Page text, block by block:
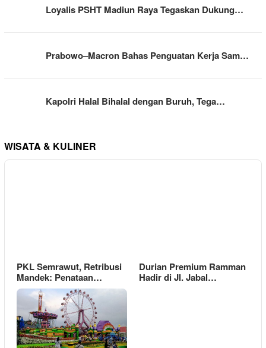
Loyalis PSHT Madiun Raya Tegaskan Dukung…
Prabowo–Macron Bahas Penguatan Kerja Sam…
Kapolri Halal Bihalal dengan Buruh, Tega…
WISATA & KULINER
PKL Semrawut, Retribusi
Mandek: Penataan…
Durian Premium Ramman
Hadir di Jl. Jabal…